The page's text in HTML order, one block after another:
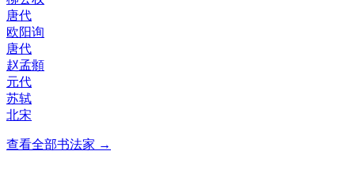
唐代
欧阳询
唐代
赵孟頫
元代
苏轼
北宋
查看全部书法家 →